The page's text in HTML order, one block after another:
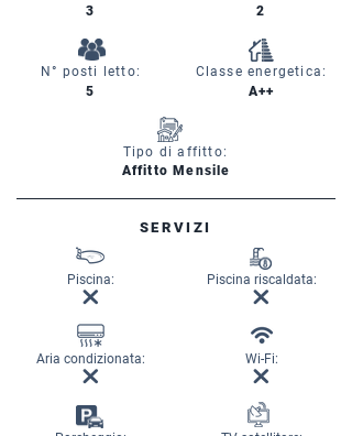
3
N° posti letto:
5
2
Classe energetica:
A++
Tipo di affitto:
Affitto Mensile
SERVIZI
Piscina:
Aria condizionata:
Piscina riscaldata:
Wi-Fi: